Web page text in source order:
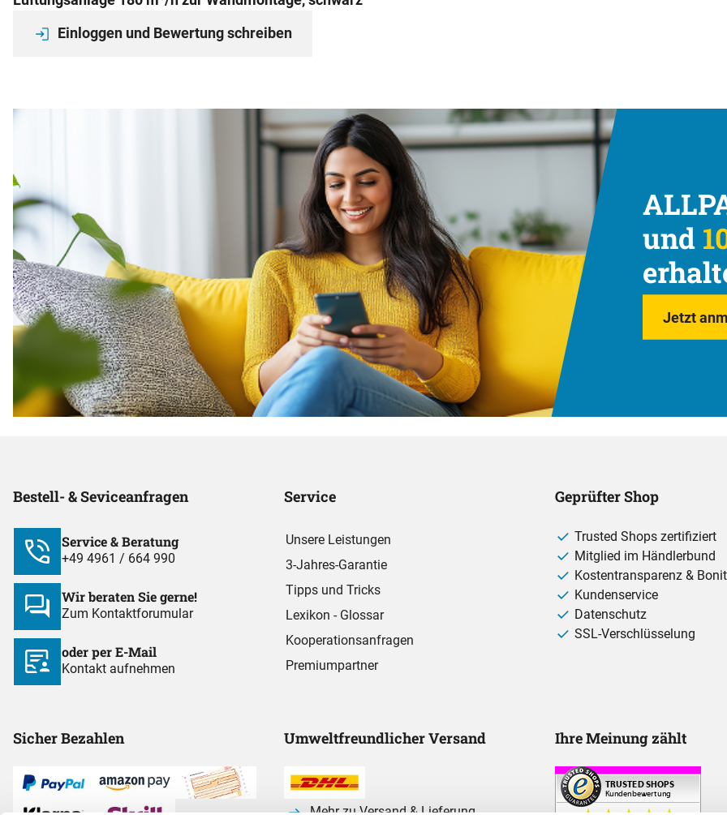
Einloggen und Bewertung schreiben
und
Jetzt
Bestell- & Seviceanfragen
Service & Beratung
+49 4961 / 664 990
Wir beraten Sie gerne!
Zum Kontaktforumular
oder per E-Mail
Kontakt aufnehmen
Service
Unsere Leistungen
3-Jahres-Garantie
Tipps und Tricks
Lexikon - Glossar
Kooperationsanfragen
Premiumpartner
Geprüfter Shop
Trusted Shops zertifiziert
Mitglied im Händlerbund
Kostentransparenz &
Kundenservice
Datenschutz
SSL-Verschlüsselung
Sicher Bezahlen Umweltfreundlicher Versand
Mehr zu Versand & Lieferung
Ihre Meinung zählt